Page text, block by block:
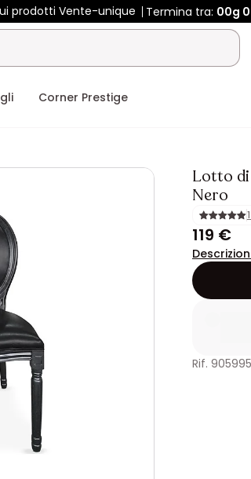
prodotti Vente-unique Termina tra: 00g
Corner Prestige
Lotto di
Nero
119 €
Rif. 905995